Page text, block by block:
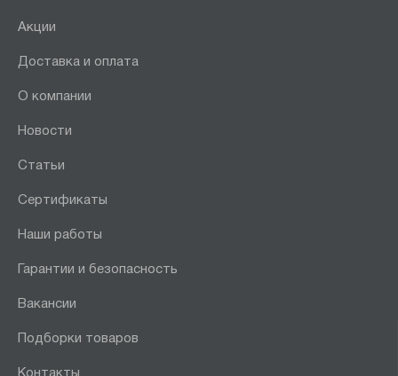
Акции
Доставка и оплата
О компании
Новости
Статьи
Сертификаты
Наши работы
Гарантии и безопасность
Вакансии
Подборки товаров
Контакты